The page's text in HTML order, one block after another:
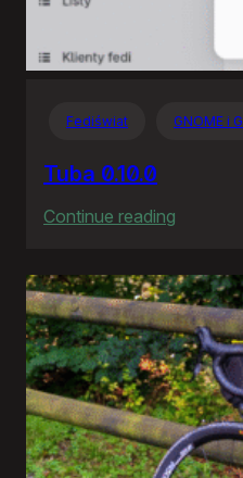
Fediświat GNOME i
Tuba 0.10.0
Continue reading
0.10.0